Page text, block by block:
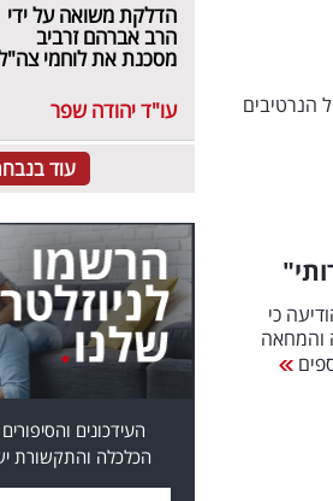
הנרטיבים
כי
והמחאה
הדלקת משואה על ידי
הרב אברהם זרביב
מסכנת את לוחמי
עו"ד יהודה שפר
עוד
העידכונים
הכלכלה והתקשורת